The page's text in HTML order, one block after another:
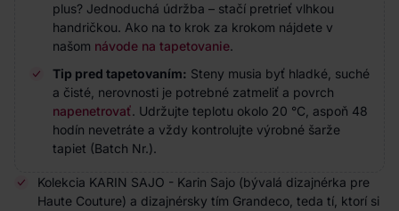
plus? Jednoduchá údržba – stačí pretrieť vlhkou
handričkou. Ako na to krok za krokom nájdete v
našom návode na tapetovanie.
Tip pred tapetovaním: Steny musia byť hladké, suché
a čisté, nerovnosti je potrebné zatmeliť a povrch
napenetrovať. Udržujte teplotu okolo 20 °C, aspoň 48
hodín nevetráte a vždy kontrolujte výrobné šarže
tapiet (Batch Nr.).
Kolekcia KARIN SAJO - Karin Sajo (bývalá dizajnérka pre
Haute Couture) a dizajnérsky tím Grandeco, teda tí, ktorí si